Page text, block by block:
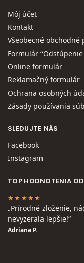
Môj účet
Kontakt
Všeobecné obchodné
Formulár
Online formulár
Reklamačný formulár
Ochrana osobných
Zásady používania
SLEDUJTE NÁS
Facebook
Instagram
TOP HODNOTENIA
★★★★★
„Prírodné zloženie,
nevyzerala lepšie!“
Adriana P.